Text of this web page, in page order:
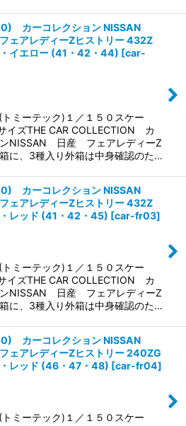
カーコレクション NISSAN
ェアレディーZヒストリー 432Z
イエロー (41・42・44) [car-
ミーテック)１／１５０スケー
イズTHE CAR COLLECTION カ
ンNISSAN 日産 フェアレディーZ
に、3種入り外箱は中身確認のた…
カーコレクション NISSAN
ェアレディーZヒストリー 432Z
レッド (41・42・45) [car-fr03]
ミーテック)１／１５０スケー
イズTHE CAR COLLECTION カ
ンNISSAN 日産 フェアレディーZ
に、3種入り外箱は中身確認のた…
カーコレクション NISSAN
ェアレディーZヒストリー 240ZG
レッド (46・47・48) [car-fr04]
ミーテック)１／１５０スケー